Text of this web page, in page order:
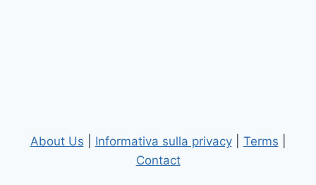
About Us Informativa sulla privacy| Terms
Contact